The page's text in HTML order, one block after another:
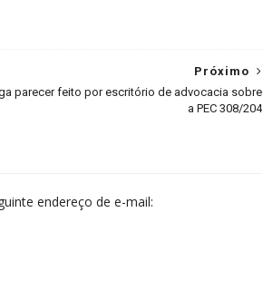
Próximo
parecer feito por escritório de advocacia sobre
a PEC 308/204
endereço de e-mail: